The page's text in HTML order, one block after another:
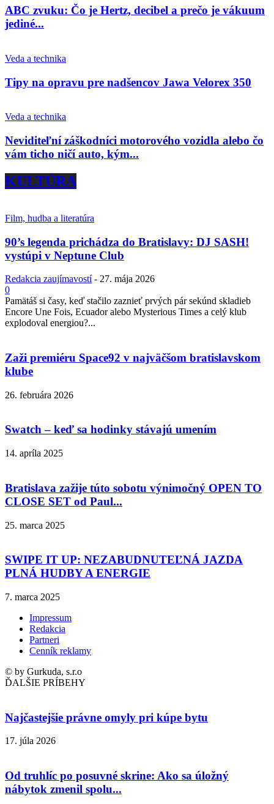
ABC zvuku: Čo je Hertz, decibel a prečo je vákuum
jediné...
Veda a technika
Tipy na opravu pre nadšencov Jawa Velorex 350
Veda a technika
Neviditeľní záškodníci motorového vozidla alebo čo
vám ticho ničí auto, kým...
KULTÚRA
Film, hudba a literatúra
90’s legenda prichádza do Bratislavy: DJ SASH!
vystúpi v Neptune Club
Redakcia zaujímavostí - 27. mája 2026
0
Pamätáš si časy, keď stačilo zaznieť prvých pár sekúnd skladieb
Encore Une Fois, Ecuador alebo Mysterious Times a celý klub
explodoval energiou?...
Zaži premiéru Space92 v najväčšom bratislavskom
klube
26. februára 2026
Swatch – keď sa hodinky stávajú umením
14. apríla 2025
Bratislava zažije túto sobotu výnimočný OPEN TO
CLOSE SET od Paul...
25. marca 2025
SWIPE IT UP: NEZABUDNUTEĽNÁ JAZDA
PLNÁ HUDBY A ENERGIE
7. marca 2025
Impressum
Redakcia
Partneri
Cenník reklamy
© by Gurkuda, s.r.o
ĎALŠIE PRÍBEHY
Najčastejšie právne omyly pri kúpe bytu
17. júla 2026
Od truhlíc po posuvné skrine: Ako sa úložný
nábytok zmenil spolu...